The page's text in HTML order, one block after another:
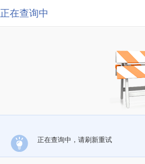
正在查询中
正在查询中，请刷新重试